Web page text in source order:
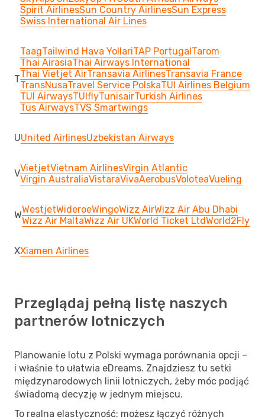
Spirit AirlinesSun Country AirlinesSun Express
Swiss International Air Lines
T
TaagTailwind Hava YollariTAP PortugalTarom
Thai AirasiaThai Airways International
Thai Vietjet AirTransavia AirlinesTransavia France
TransNusaTravel Service PolskaTUI Airlines Belgium
TUI AirwaysTUIflyTunisairTurkish Airlines
Tus AirwaysTVS Smartwings
UUnited AirlinesUzbekistan Airways
VVietjetVietnam AirlinesVirgin Atlantic
Virgin AustraliaVistaraVivaAerobusVoloteaVueling
WWestjetWideroeWingoWizz AirWizz Air Abu Dhabi
Wizz Air MaltaWizz Air UKWorld Ticket LtdWorld2Fly
XXiamen Airlines
Przeglądaj pełną listę naszych
partnerów lotniczych
Planowanie lotu z Polski wymaga porównania opcji –
i właśnie to ułatwia eDreams. Znajdziesz tu setki
międzynarodowych linii lotniczych, żeby móc podjąć
świadomą decyzję w jednym miejscu.
To realna elastyczność: możesz łączyć różnych